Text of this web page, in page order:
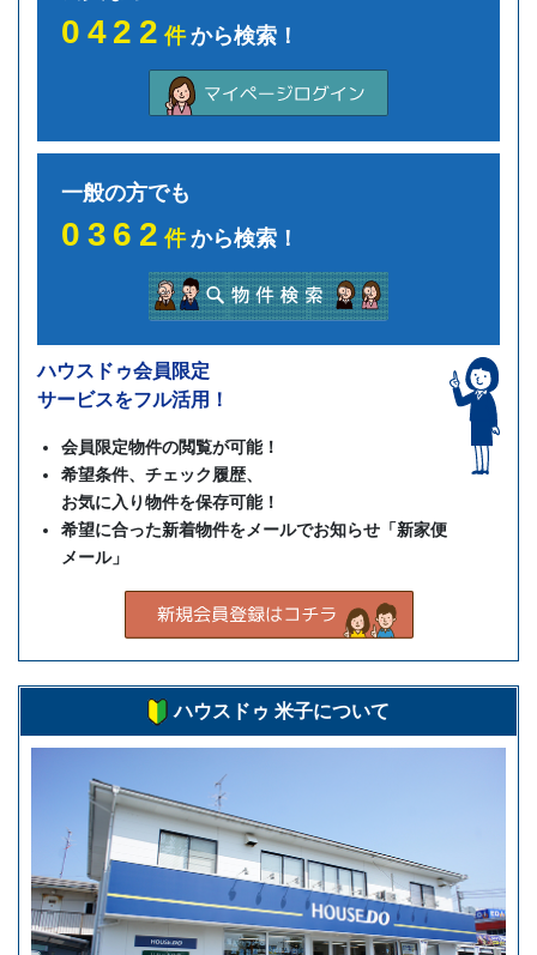
0422件から検索！
一般の方でも
0362件から検索！
ハウスドゥ会員限定
サービスをフル活用！
会員限定物件の閲覧が可能！
希望条件、チェック履歴、
お気に入り物件を保存可能！
希望に合った新着物件をメールでお知らせ「新家便
メール」
ハウスドゥ 米子について